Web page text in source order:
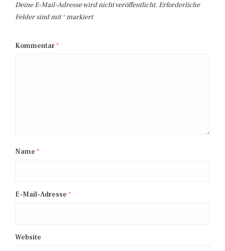
Deine E-Mail-Adresse wird nicht veröffentlicht. Erforderliche
Felder sind mit*markiert
Kommentar*
Name *
E-Mail-Adresse *
Website